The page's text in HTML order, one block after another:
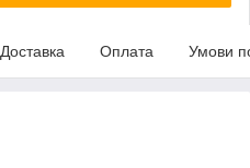
Доставка Оплата Умови